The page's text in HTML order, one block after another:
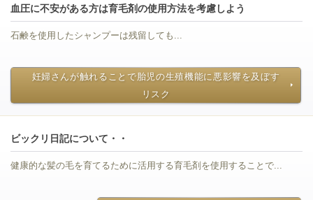
血圧に不安がある方は育毛剤の使用方法を考慮しよう
石鹸を使用したシャンプーは残留しても...
妊婦さんが触れることで胎児の生殖機能に悪影響を及ぼす
リスク
ビックリ日記について・・
健康的な髪の毛を育てるために活用する育毛剤を使用することで...